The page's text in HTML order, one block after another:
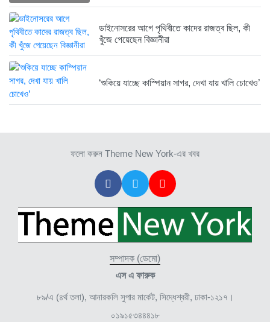
রক্ত দিতে ছুটে এলেন তৃতীয়...
১ বছর আগে
১ বছর আগে
ডাইনোসরের আগে পৃথিবীতে কাদের রাজত্ব ছিল, কী
খুঁজে পেয়েছেন বিজ্ঞানীরা
‘শুকিয়ে যাচ্ছে কাস্পিয়ান সাগর, দেখা যায় খালি চোখেও’
ফলো করুন Theme New York-এর খবর
সম্পাদক (ডেমো)
এস এ ফারুক
৮৯/এ (৪র্থ তলা), আনারকলি সুপার মার্কেট, সিদ্ধেশ্বরী, ঢাকা-১২১৭।
০১৯১৫৩৪৪৪১৮